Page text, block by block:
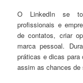
O LinkedIn se
profissionais e
de contatos, criar
marca pessoal.
práticas e dicas para
assim as chances